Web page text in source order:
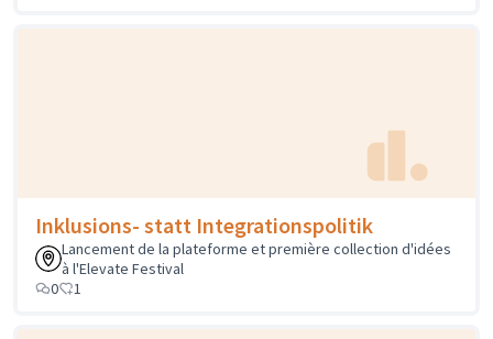
Inklusions- statt Integrationspolitik
Lancement de la plateforme et première collection d'idées
à l'Elevate Festival
0
1